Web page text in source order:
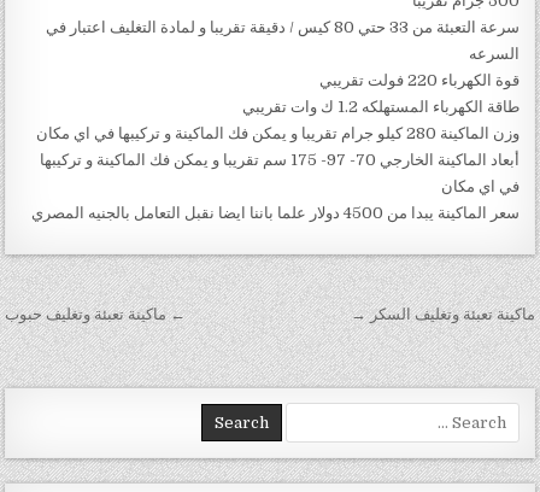
سرعة التعبئة من 33 حتي 80 كيس / دقيقة تقريبا و لمادة التغليف اعتبار في
السرعه
قوة الكهرباء 220 فولت تقريبي
طاقة الكهرباء المستهلكه 1.2 ك وات تقريبي
وزن الماكينة 280 كيلو جرام تقريبا و يمكن فك الماكينة و تركيبها في اي مكان
أبعاد الماكينة الخارجي 70- 97- 175 سم تقريبا و يمكن فك الماكينة و تركيبها
في اي مكان
سعر الماكينة يبدا من 4500 دولار علما باننا ايضا نقبل التعامل بالجنيه المصري
تصفّح المقالات ← ماكينة تعبئة وتغليف حبوب ماكينة تعبئة وتغليف السكر →
Search for: